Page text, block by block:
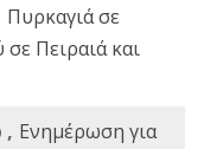
Πυρκαγιά σε
Πειραιά και
, Ενημέρωση για